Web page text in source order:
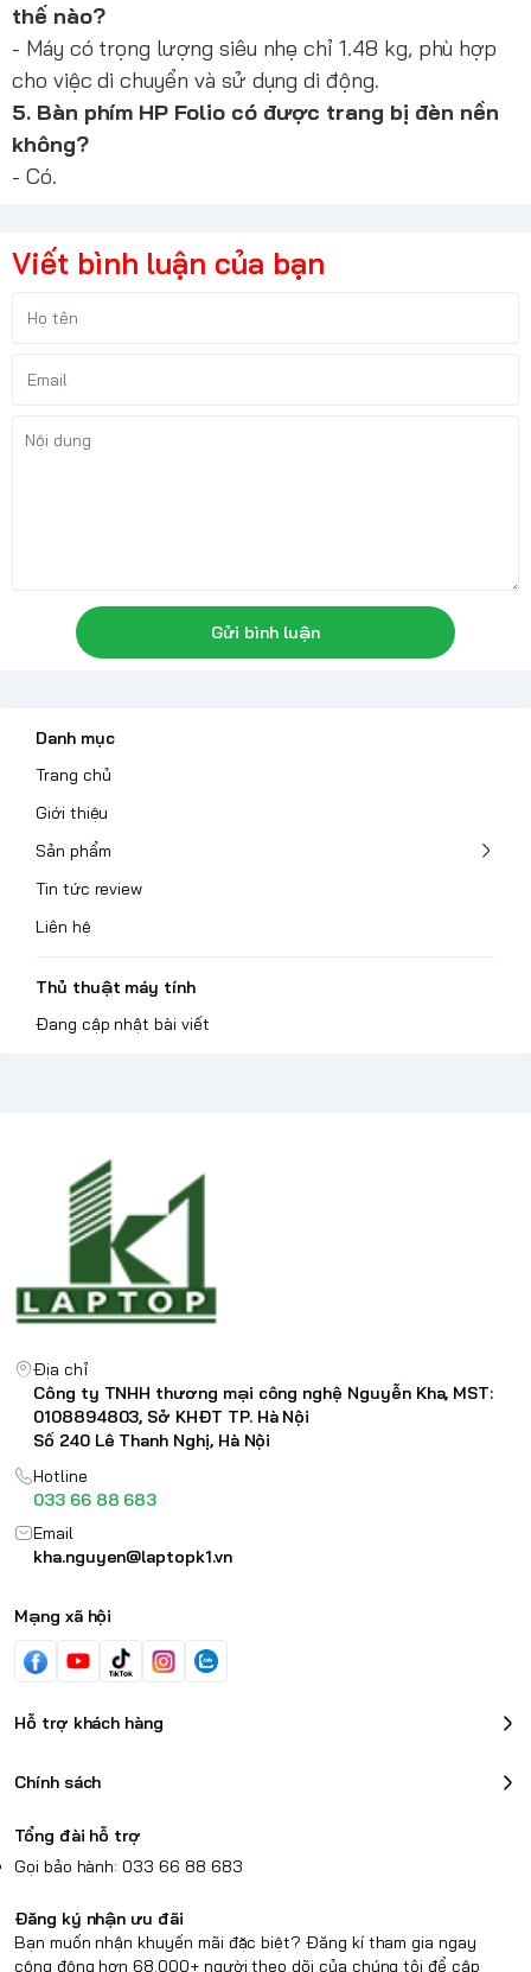
thế nào?
- Máy có trọng lượng siêu nhẹ chỉ 1.48 kg, phù hợp
cho việc di chuyển và sử dụng di động.
5. Bàn phím HP Folio có được trang bị đèn nền
không?
- Có.
Viết bình luận của bạn
Gửi bình luận
Danh mục
Trang chủ
Giới thiệu
Sản phẩm
Tin tức review
Liên hệ
Thủ thuật máy tính
Đang cập nhật bài viết
Địa chỉ
Công ty TNHH thương mại công nghệ Nguyễn Kha, MST:
0108894803, Sở KHĐT TP. Hà Nội
Số 240 Lê Thanh Nghị, Hà Nội
Hotline
033 66 88 683
Email
kha.nguyen@laptopk1.vn
Mạng xã hội
Hỗ trợ khách hàng
Chính sách
Tổng đài hỗ trợ
Gọi bảo hành: 033 66 88 683
Đăng ký nhận ưu đãi
Bạn muốn nhận khuyến mãi đặc biệt? Đăng kí tham gia ngay
cộng động hơn 68.000+ người theo dõi của chúng tôi để cập